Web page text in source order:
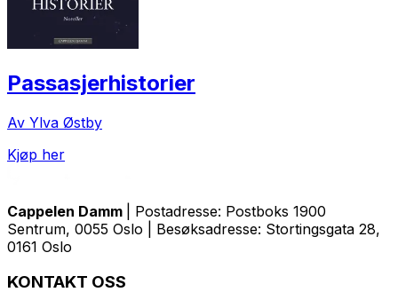
Passasjerhistorier
Av Ylva Østby
Kjøp her
Cappelen Damm
| Postadresse: Postboks 1900
Sentrum, 0055 Oslo | Besøksadresse: Stortingsgata 28,
0161 Oslo
KONTAKT OSS